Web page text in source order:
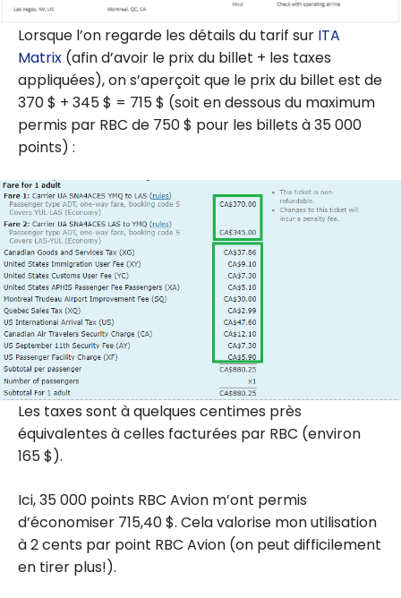
Lorsque l’on regarde les détails du tarif sur ITA
Matrix (afin d’avoir le prix du billet + les taxes
appliquées), on s’aperçoit que le prix du billet est de
370 $ + 345 $ = 715 $ (soit en dessous du maximum
permis par RBC de 750 $ pour les billets à 35 000
points) :
Les taxes sont à quelques centimes près
équivalentes à celles facturées par RBC (environ
165 $).
Ici, 35 000 points RBC Avion m’ont permis
d’économiser 715,40 $. Cela valorise mon utilisation
à 2 cents par point RBC Avion (on peut difficilement
en tirer plus!).